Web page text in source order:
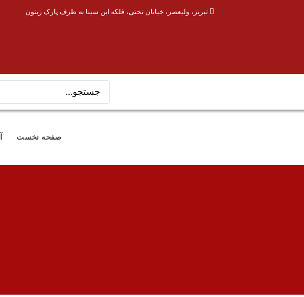
تبریز، ولیعصر، خیابان تختی، فلکه ابن سینا به طرف پارک زیتون
صفحه نخست